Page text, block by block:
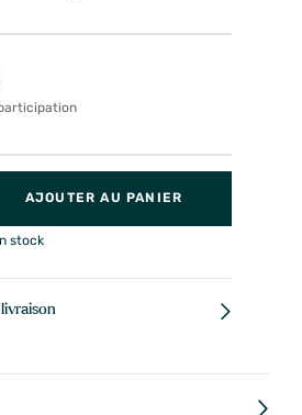
AJOUTER AU PANIER
stock